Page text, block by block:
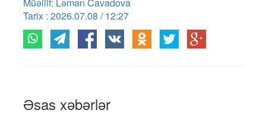
Müəllif: Ləman Cavadova
Tarix : 2026.07.08 / 12:27
Əsas xəbərlər